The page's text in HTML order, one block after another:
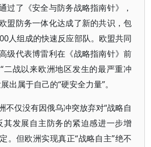
过了《安全与防务战略指南针》，
盟防务一体化达成了新的共识，包
人组成的快速反应部队。欧盟共同
级代表博雷利在《战略指南针》前
二战以来欧洲地区发生的最严重冲
出属于自己的“硬安全力量”。
不仅没有因俄乌冲突放弃对“战略自
其发展自主防务的紧迫感进一步增
。但欧洲实现真正“战略自主”绝不